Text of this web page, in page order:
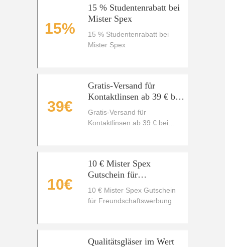
15%
15 % Studentenrabatt bei
Mister Spex
15 % Studentenrabatt bei
Mister Spex
39€
Gratis-Versand für
Kontaktlinsen ab 39 € bei
Mister Spex
Gratis-Versand für
Kontaktlinsen ab 39 € bei
10€
10 € Mister Spex
Gutschein für
Freundschaftswerbung
10 € Mister Spex Gutschein
für Freundschaftswerbung
Qualitätsgläser im Wert